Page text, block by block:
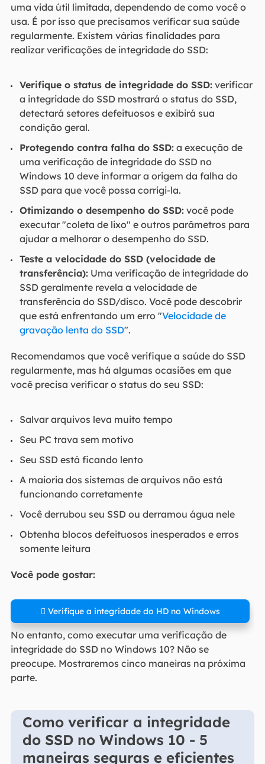
uma vida útil limitada, dependendo de como você o
usa. É por isso que precisamos verificar sua saúde
regularmente. Existem várias finalidades para
realizar verificações de integridade do SSD:
Verifique o status de integridade do SSD:verificar
a integridade do SSD mostrará o status do SSD,
detectará setores defeituosos e exibirá sua
condição geral.
Protegendo contra falha do SSD:a execução de
uma verificação de integridade do SSD no
Windows 10 deve informar a origem da falha do
SSD para que você possa corrigi-la.
Otimizando o desempenho do SSD:você pode
executar "coleta de lixo" e outros parâmetros para
ajudar a melhorar o desempenho do SSD.
Teste a velocidade do SSD (velocidade de
transferência):Uma verificação de integridade do
SSD geralmente revela a velocidade de
transferência do SSD/disco. Você pode descobrir
que está enfrentando um erro "Velocidade de
gravação lenta do SSD".
Recomendamos que você verifique a saúde do SSD
regularmente, mas há algumas ocasiões em que
você precisa verificar o status do seu SSD:
Salvar arquivos leva muito tempo
Seu PC trava sem motivo
Seu SSD está ficando lento
A maioria dos sistemas de arquivos não está
funcionando corretamente
Você derrubou seu SSD ou derramou água nele
Obtenha blocos defeituosos inesperados e erros
somente leitura
Você pode gostar:
 Verifique a integridade do HD no Windows
No entanto, como executar uma verificação de
integridade do SSD no Windows 10? Não se
preocupe. Mostraremos cinco maneiras na próxima
parte.
Como verificar a integridade
do SSD no Windows 10 - 5
maneiras seguras e eficientes